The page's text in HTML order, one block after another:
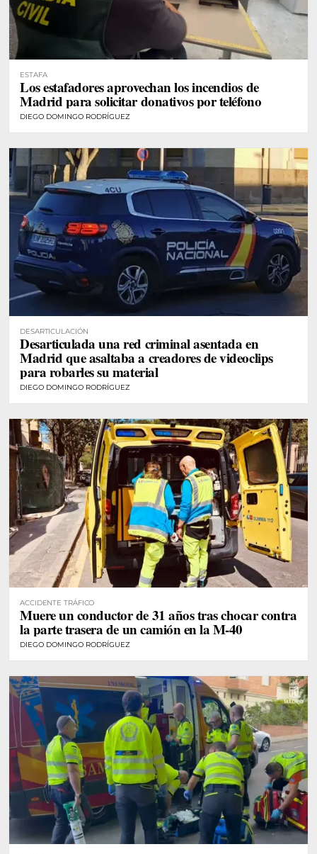
ESTAFA
Los estafadores aprovechan los incendios de
Madrid para solicitar donativos por teléfono
DIEGO DOMINGO RODRÍGUEZ
DESARTICULACIÓN
Desarticulada una red criminal asentada en
Madrid que asaltaba a creadores de videoclips
para robarles su material
DIEGO DOMINGO RODRÍGUEZ
ACCIDENTE TRÁFICO
Muere un conductor de 31 años tras chocar contra
la parte trasera de un camión en la M-40
DIEGO DOMINGO RODRÍGUEZ